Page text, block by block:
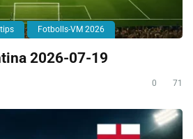
Fotbolls-VM 2026
2026-07-19
0 71